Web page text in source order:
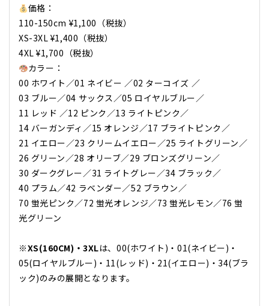
価格：
110-150cm ¥1,100（税抜）
XS-3XL ¥1,400（税抜）
4XL ¥1,700（税抜）
カラー：
00 ホワイト／01 ネイビー ／02 ターコイズ ／
03 ブルー／04 サックス／05 ロイヤルブルー／
11 レッド ／12 ピンク／13 ライトピンク／
14 バーガンディ／15 オレンジ／17 ブライトピンク／
21 イエロー／23 クリームイエロー／25 ライトグリーン／
26 グリーン／28 オリーブ／29 ブロンズグリーン／
30 ダークグレー／31 ライトグレー／34 ブラック／
40 プラム／42 ラベンダー／52 ブラウン／
70 蛍光ピンク／72 蛍光オレンジ／73 蛍光レモン／76 蛍
光グリーン
※XS(160CM)​・3XLは、00(ホワイト)​・01(ネイビー)​・
05(ロイヤルブルー)​・11(レッド)​・21(イエロー)​・34(ブラ
ック)​のみの展開となります。